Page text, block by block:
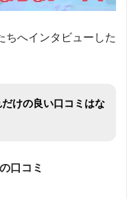
ちへインタビューした
けの良い口コミはな
口コミ